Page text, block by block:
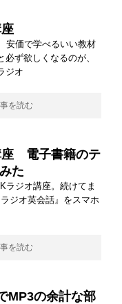
安価で学べるいい教材
必ず欲しくなるのが、
ジオ
を読む
座 電子書籍のテ
た
ラジオ講座。続けてま
ジオ英会話』をスマホ
を読む
MP3の余計な部